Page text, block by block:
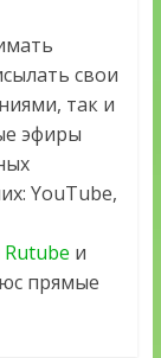
свои
так и
эфиры
YouTube,
Rutube и
прямые